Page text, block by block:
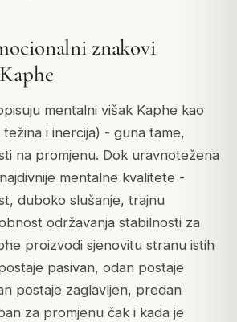
znakovi
mentalni višak Kaphe kao
težina i inercija) - guna tame,
na promjenu. Dok uravnotežena
mentalne kvalitete -
duboko slušanje, trajnu
održavanja stabilnosti za
proizvodi sjenovitu stranu istih
pasivan, odan postaje
postaje zaglavljen, predan
za promjenu čak i kada je